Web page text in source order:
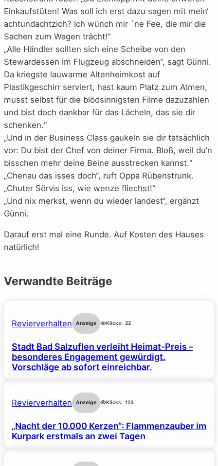
Einkaufstüten! Was soll ich erst dazu sagen mit mein‘
achtundachtzich? Ich wünch mir ´ne Fee, die mir die
Sachen zum Wagen trächt!“
„Alle Händler sollten sich eine Scheibe von den
Stewardessen im Flugzeug abschneiden“, sagt Günni.
Da kriegste lauwarme Altenheimkost auf
Plastikgeschirr serviert, hast kaum Platz zum Atmen,
musst selbst für die blödsinnigsten Filme dazuzahlen
und bist doch dankbar für das Lächeln, das sie dir
schenken.“
„Und in der Business Class gaukeln sie dir tatsächlich
vor: Du bist der Chef von deiner Firma. Bloß, weil du’n
bisschen mehr deine Beine ausstrecken kannst.“
„Chenau das isses doch“, ruft Oppa Rübenstrunk.
„Chuter Sörvis iss, wie wenze fliechst!“
„Und nix merkst, wenn du wieder landest“, ergänzt
Günni.
Darauf erst mal eine Runde. Auf Kosten des Hauses
natürlich!
Verwandte Beiträge
Revierverhalten Anzeige Klicks: 22
Stadt Bad Salzuflen verleiht Heimat-Preis –
besonderes Engagement gewürdigt.
Vorschläge ab sofort einreichbar.
Revierverhalten Anzeige Klicks: 123
„Nacht der 10.000 Kerzen“: Flammenzauber im
Kurpark erstmals an zwei Tagen